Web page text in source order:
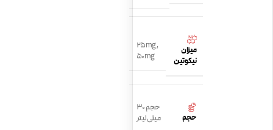
میزان
نیکوتین
25mg,
50mg
حجم
حجم 30
میلی لیتر